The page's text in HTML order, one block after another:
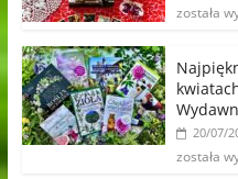
została
20/07/
została